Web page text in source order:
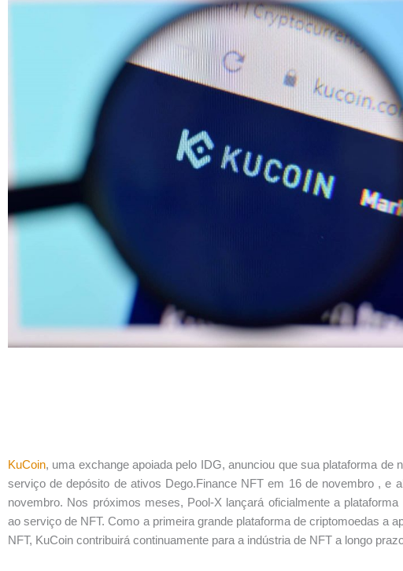
KuCoin, uma exchange apoiada pelo IDG, anunciou que sua plataforma de
serviço de depósito de ativos Dego.Finance NFT em 16 de novembro , e
novembro. Nos próximos meses, Pool-X lançará oficialmente a
ao serviço de NFT. Como a primeira grande plataforma de criptomoedas a
NFT, KuCoin contribuirá continuamente para a indústria de NFT a longo